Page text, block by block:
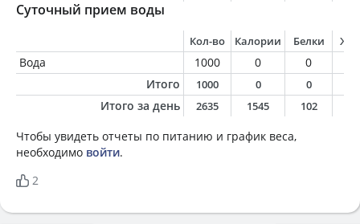
Суточный прием воды
Кол-во Калории Белки
Вода 1000 0 0
Итого
1000 0 0
Итого за день 2635 1545 102
Чтобы увидеть отчеты по питанию и график веса,
необходимо войти.
2